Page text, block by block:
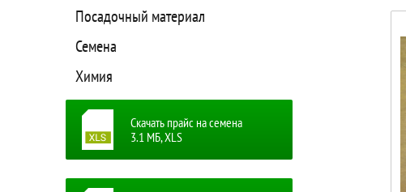
Посадочный материал
Семена
Химия
Скачать прайс на семена
3.1 MБ, XLS